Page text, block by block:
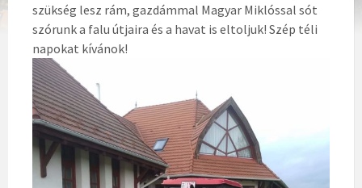
szükség lesz rám, gazdámmal Magyar Miklóssal sót
szórunk a falu útjaira és a havat is eltoljuk! Szép téli
napokat kívánok!